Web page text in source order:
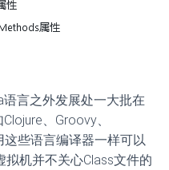
言之外发展处一大批在
、Groovy、
些语言编译器一样可以
机并不关心Class文件的